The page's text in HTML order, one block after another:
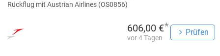
Rückflug mit Austrian Airlines (OS0856)
606,00 €*
vor 4 Tagen
Prüfen